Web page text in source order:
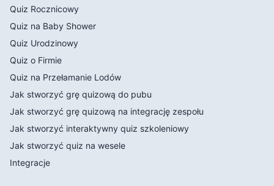
Quiz Rocznicowy
Quiz na Baby Shower
Quiz Urodzinowy
Quiz o Firmie
Quiz na Przełamanie Lodów
Jak stworzyć grę quizową do pubu
Jak stworzyć grę quizową na integrację zespołu
Jak stworzyć interaktywny quiz szkoleniowy
Jak stworzyć quiz na wesele
Integracje